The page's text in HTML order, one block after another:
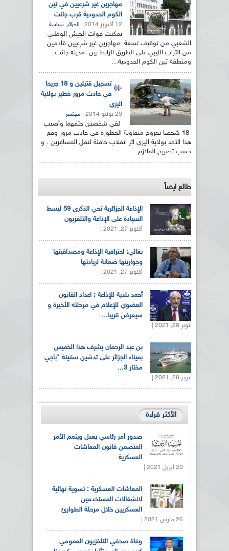
مهاجرين غير شرعيين في تين
الكوم الحدودية قرب جانت
12 أكتوبر 2014 الجزائر, سياسة
تمكنت قوات الجيش الوطني
الشعبي من توقيف تسعة مهاجرين غير شرعيين قادمين
من التراب الليبي على الطريق الرابط بين مدينة جانت
ومنطقة تين الكوم الحدودية...
تسجيل قتيلين و 18 جريحا
في حادث مرور خطير بولاية
اليزي
29 يونيو 2014 مجتمع
لقي شخصين حتفهما وأصيب
18 شخصا بجروح متفاوتة الخطورة في حادث مرور وقع
هذا الأحد بولاية اليزي اثر انقلاب حافلة لنقل المسافرين . و
حسب تصريح الملازم...
طالع ايضاً
الإذاعة الجزائرية تحي الذكرى 59 لبسط
السيادة على الإذاعة والتلفزيون
أكتوبر 27, 2021 |
بغالي: احترافية الإذاعة ومصداقيتها
وجواريتها ضمانة لريادتها
أكتوبر 27, 2021 |
أحمد بلدية للإذاعة : اعداد القانون
العضوي للإعلام في مرحلته الأخيرة و
سيعرض قريبا...
أكتوبر 28, 2021 |
بن عبد الرحمان يشرف هذا الخميس
بميناء الجزائر على تدشين سفينة "باجي
مختار 3...
أكتوبر 28, 2021 |
الأكثر قراءة
صدور أمر رئاسي يعدل ويتمم الأمر
المتضمن قانون المعاشات
العسكرية
20 أبريل 2021 |
المعاشات العسكرية : تسوية نهائية
لانشغالات المستخدمين
العسكريين خلال مرحلة الطوارئ
26 مارس 2021 |
وفاة صحفي التلفزيون العمومي